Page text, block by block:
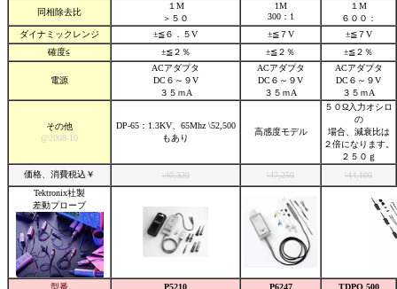
同相除去比
１M
＞５０
1M
300：1
１M
６００：
ダイナミックレンジ
±≦６．５V ±≦７V
±≦７V
確度≦
±≦２％ ±≦２％ ±≦２％
電源
ACアダプタ
DC６～９V
３５ｍA
ACアダプタ
DC６～９V
３５ｍA
ACアダプタ
DC６～９V
３５ｍA
その他
@2008-10
DP-65：1.3KV、65Mhz \52,500
もあり
高感度モデル
５０Ω入力オシロ
の
場合、減衰比は
２倍になります。
２５０ｇ
価格、消費税込￥
\40,320 \47,250
\44,100
Tektronix社製
差動プローブ
型番 P5210 P6247
TDPO 500